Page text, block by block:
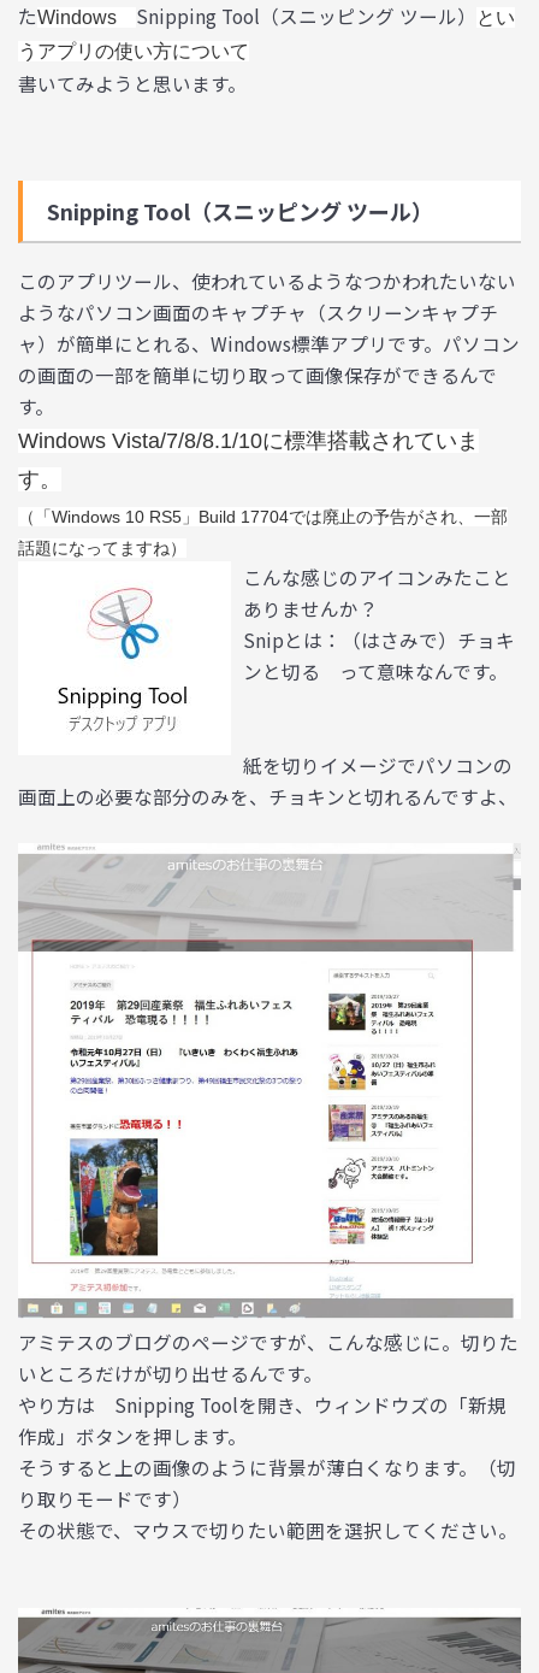
たWindows Snipping Tool（スニッピング ツール）
とい
うアプリの使い方について
書いてみようと思います。
Snipping Tool（スニッピング ツール）
このアプリツール、使われているようなつかわれたいない
ようなパソコン画面のキャプチャ（スクリーンキャプチ
ャ）が簡単にとれる、Windows標準アプリです。パソコン
の画面の一部を簡単に切り取って画像保存ができるんで
す。
Windows Vista/7/8/8.1/10に標準搭載されていま
す。
（「Windows 10 RS5」Build 17704では廃止の予告がされ、一部
話題になってますね）
こんな感じのアイコンみたこと
ありませんか？
Snipとは：（はさみで）チョキ
ンと切る って意味なんです。
紙を切りイメージでパソコンの
画面上の必要な部分のみを、チョキンと切れるんですよ、
アミテスのブログのページですが、こんな感じに。切りた
いところだけが切り出せるんです。
やり方は Snipping Toolを開き、ウィンドウズの「新規
作成」ボタンを押します。
そうすると上の画像のように背景が薄白くなります。（切
り取りモードです）
その状態で、マウスで切りたい範囲を選択してください。